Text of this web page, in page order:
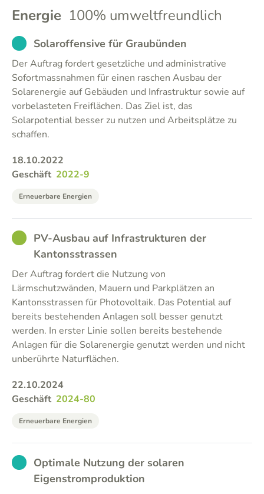
Energie 100% umweltfreundlich
EXCUSED
Solaroffensive für Graubünden
Der Auftrag fordert gesetzliche und administrative
Sofortmassnahmen für einen raschen Ausbau der
Solarenergie auf Gebäuden und Infrastruktur sowie auf
vorbelasteten Freiflächen. Das Ziel ist, das
Solarpotential besser zu nutzen und Arbeitsplätze zu
schaffen.
18.10.2022
Geschäft 2022-9
Erneuerbare Energien
GOODPV-Ausbau auf Infrastrukturen der
Kantonsstrassen
Der Auftrag fordert die Nutzung von
Lärmschutzwänden, Mauern und Parkplätzen an
Kantonsstrassen für Photovoltaik. Das Potential auf
bereits bestehenden Anlagen soll besser genutzt
werden. In erster Linie sollen bereits bestehende
Anlagen für die Solarenergie genutzt werden und nicht
unberührte Naturflächen.
22.10.2024
Geschäft 2024-80
Erneuerbare Energien
EXCUSED
Optimale Nutzung der solaren
Eigenstromproduktion